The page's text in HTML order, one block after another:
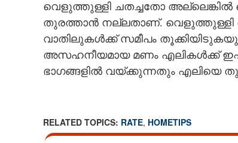
വെളുത്തുള്ളി ചതച്ചതോ
തുരത്താൻ നല്ലതാണ്.
വാതിലുകൾക്ക് സമീപം
അസഹനീയമായ മണം എലികൾക്ക്
ഭാഗങ്ങളിൽ വയ്ക്കുന്നതും എലിയെ
RELATED TOPICS: RATE, HOMETIPS